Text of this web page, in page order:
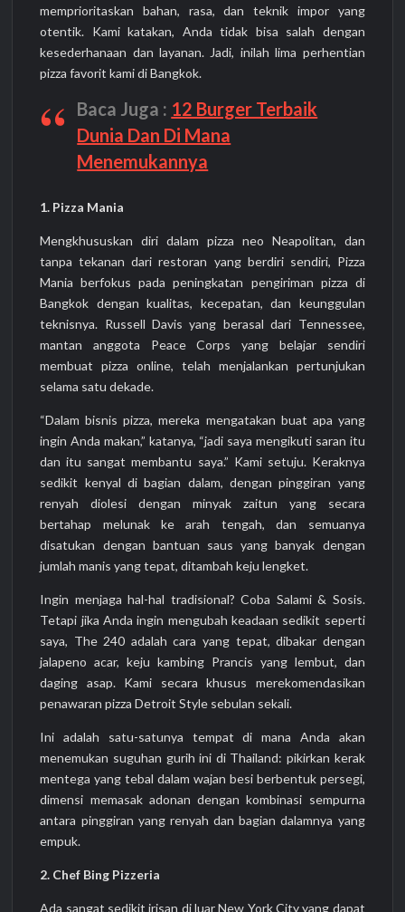
memprioritaskan bahan, rasa, dan teknik impor yang
otentik. Kami katakan, Anda tidak bisa salah dengan
kesederhanaan dan layanan. Jadi, inilah lima perhentian
pizza favorit kami di Bangkok.
Baca Juga : 12 Burger Terbaik
Dunia Dan Di Mana
Menemukannya
1. Pizza Mania
Mengkhususkan diri dalam pizza neo Neapolitan, dan
tanpa tekanan dari restoran yang berdiri sendiri, Pizza
Mania berfokus pada peningkatan pengiriman pizza di
Bangkok dengan kualitas, kecepatan, dan keunggulan
teknisnya. Russell Davis yang berasal dari Tennessee,
mantan anggota Peace Corps yang belajar sendiri
membuat pizza online, telah menjalankan pertunjukan
selama satu dekade.
“Dalam bisnis pizza, mereka mengatakan buat apa yang
ingin Anda makan,” katanya, “jadi saya mengikuti saran itu
dan itu sangat membantu saya.” Kami setuju. Keraknya
sedikit kenyal di bagian dalam, dengan pinggiran yang
renyah diolesi dengan minyak zaitun yang secara
bertahap melunak ke arah tengah, dan semuanya
disatukan dengan bantuan saus yang banyak dengan
jumlah manis yang tepat, ditambah keju lengket.
Ingin menjaga hal-hal tradisional? Coba Salami & Sosis.
Tetapi jika Anda ingin mengubah keadaan sedikit seperti
saya, The 240 adalah cara yang tepat, dibakar dengan
jalapeno acar, keju kambing Prancis yang lembut, dan
daging asap. Kami secara khusus merekomendasikan
penawaran pizza Detroit Style sebulan sekali.
Ini adalah satu-satunya tempat di mana Anda akan
menemukan suguhan gurih ini di Thailand: pikirkan kerak
mentega yang tebal dalam wajan besi berbentuk persegi,
dimensi memasak adonan dengan kombinasi sempurna
antara pinggiran yang renyah dan bagian dalamnya yang
empuk.
2. Chef Bing Pizzeria
Ada sangat sedikit irisan di luar New York City yang dapat